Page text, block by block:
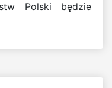
Polski będzie